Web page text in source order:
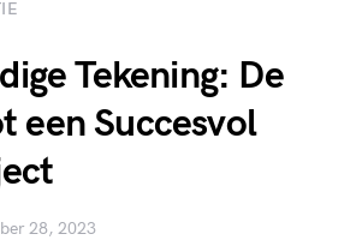
Tekening: De
een Succesvol
28, 2023